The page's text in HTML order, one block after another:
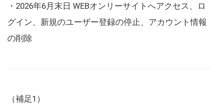
・2026年6月末日 WEBオンリーサイトへアクセス、ロ
グイン、新規のユーザー登録の停止、アカウント情報
の削除
（補足1）